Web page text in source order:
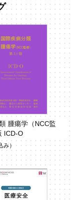
腫瘍学（NCC監
ICD-O
み）